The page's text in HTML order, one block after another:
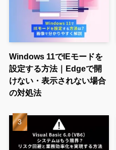
Windows 11でIEモードを
設定する方法｜Edgeで開
けない・表示されない場合
の対処法